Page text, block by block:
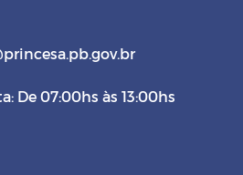
De 07:00hs às 13:00hs